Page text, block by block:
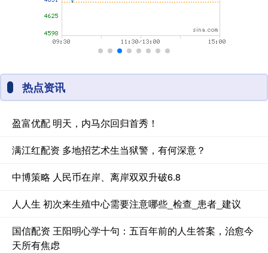
热点资讯
盈富优配 明天，内马尔回归首秀！
满江红配资 多地招艺术生当狱警，有何深意？
中博策略 人民币在岸、离岸双双升破6.8
人人生 初次来生殖中心需要注意哪些_检查_患者_建议
国信配资 王阳明心学十句：五百年前的人生答案，治愈今
天所有焦虑